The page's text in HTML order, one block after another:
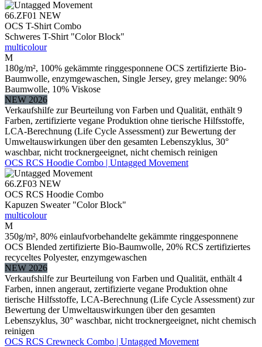
66.ZF01 NEW
OCS T-Shirt Combo
Schweres T-Shirt "Color Block"
multicolour
M
180g/m², 100% gekämmte ringgesponnene OCS zertifizierte Bio-
Baumwolle, enzymgewaschen, Single Jersey, grey melange: 90%
Baumwolle, 10% Viskose
NEW 2026
Verkaufshilfe zur Beurteilung von Farben und Qualität, enthält 9
Farben, zertifizierte vegane Produktion ohne tierische Hilfsstoffe,
LCA-Berechnung (Life Cycle Assessment) zur Bewertung der
Umweltauswirkungen über den gesamten Lebenszyklus, 30°
waschbar, nicht trocknergeeignet, nicht chemisch reinigen
OCS RCS Hoodie Combo | Untagged Movement
66.ZF03 NEW
OCS RCS Hoodie Combo
Kapuzen Sweater "Color Block"
multicolour
M
350g/m², 80% einlaufvorbehandelte gekämmte ringgesponnene
OCS Blended zertifizierte Bio-Baumwolle, 20% RCS zertifiziertes
recyceltes Polyester, enzymgewaschen
NEW 2026
Verkaufshilfe zur Beurteilung von Farben und Qualität, enthält 4
Farben, innen angeraut, zertifizierte vegane Produktion ohne
tierische Hilfsstoffe, LCA-Berechnung (Life Cycle Assessment) zur
Bewertung der Umweltauswirkungen über den gesamten
Lebenszyklus, 30° waschbar, nicht trocknergeeignet, nicht chemisch
reinigen
OCS RCS Crewneck Combo | Untagged Movement